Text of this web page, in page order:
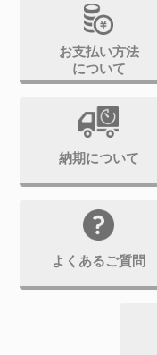
お支払い方法
について
納期について
よくあるご質問